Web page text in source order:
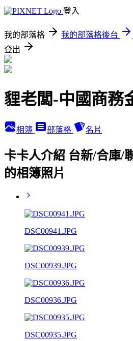
登入
我的部落格 我的部落格後台
登出
貍老闆-中國商務
相簿 部落格 名片
卡卡人介紹 台新/合庫/
的相簿照片
DSC00941.JPG
DSC00939.JPG
DSC00936.JPG
DSC00935.JPG